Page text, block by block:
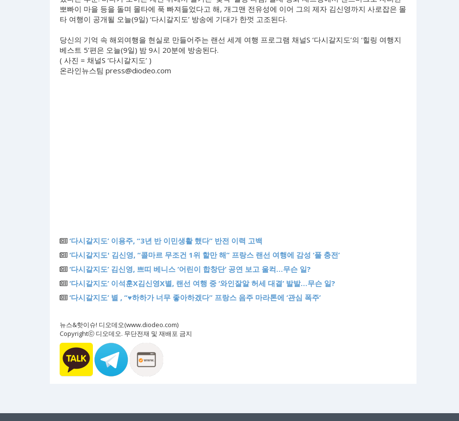
뽀빠이 마을 등을 돌며 몰타에 푹 빠져들었다고 해, 개그맨 전유성에 이어 그의 제자 김신영까지 사로잡은 몰
타 여행이 공개될 오늘(9일) ‘다시갈지도’ 방송에 기대가 한껏 고조된다.
당신의 기억 속 해외여행을 현실로 만들어주는 랜선 세계 여행 프로그램 채널S ‘다시갈지도’의 ‘힐링 여행지
베스트 5’편은 오늘(9일) 밤 9시 20분에 방송된다.
( 사진 = 채널S ‘다시갈지도’ )
온라인뉴스팀 press@diodeo.com
‘다시갈지도’ 이용주, “3년 반 이민생활 했다” 반전 이력 고백
‘다시갈지도' 김신영, “콜마르 무조건 1위 할만 해” 프랑스 랜선 여행에 감성 ‘풀 충전’
‘다시갈지도’ 김신영, 쁘띠 베니스 ‘어린이 합창단’ 공연 보고 울컥…무슨 일?
‘다시갈지도’ 이석훈X김신영X별, 랜선 여행 중 ‘와인잘알 허세 대결’ 발발…무슨 일?
‘다시갈지도’ 별 , “♥하하가 너무 좋아하겠다” 프랑스 음주 마라톤에 ‘관심 폭주’
뉴스&핫이슈! 디오데오(www.diodeo.com)
Copyrightⓒ 디오데오. 무단전재 및 재배포 금지